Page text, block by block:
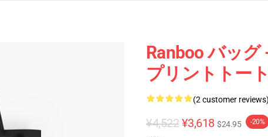
Ranboo バッグ
プリントトー
(2 customer reviews)
¥4,522 ¥3,618 $24.95 -20%